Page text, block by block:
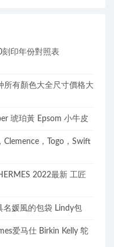
印年份對照表
所有顏色大全尺寸價格大
琥珀黃 Epsom 小牛皮
，Togo，Swift
2022最新 工匠
名媛風的包袋 Lindy包
爱马仕 Birkin Kelly 鸵